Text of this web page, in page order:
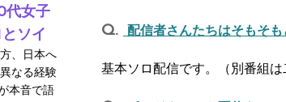
代女子
ソイ
、日本へ
なる経験
本音で語
配信者さんたちはそもそ
基本ソロ配信です。（別番組は